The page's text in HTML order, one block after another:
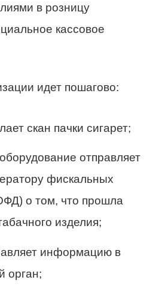
в розницу
кассовое
идет пошагово:
скан пачки сигарет;
отправляет
фискальных
о том, что прошла
изделия;
информацию в
орган;